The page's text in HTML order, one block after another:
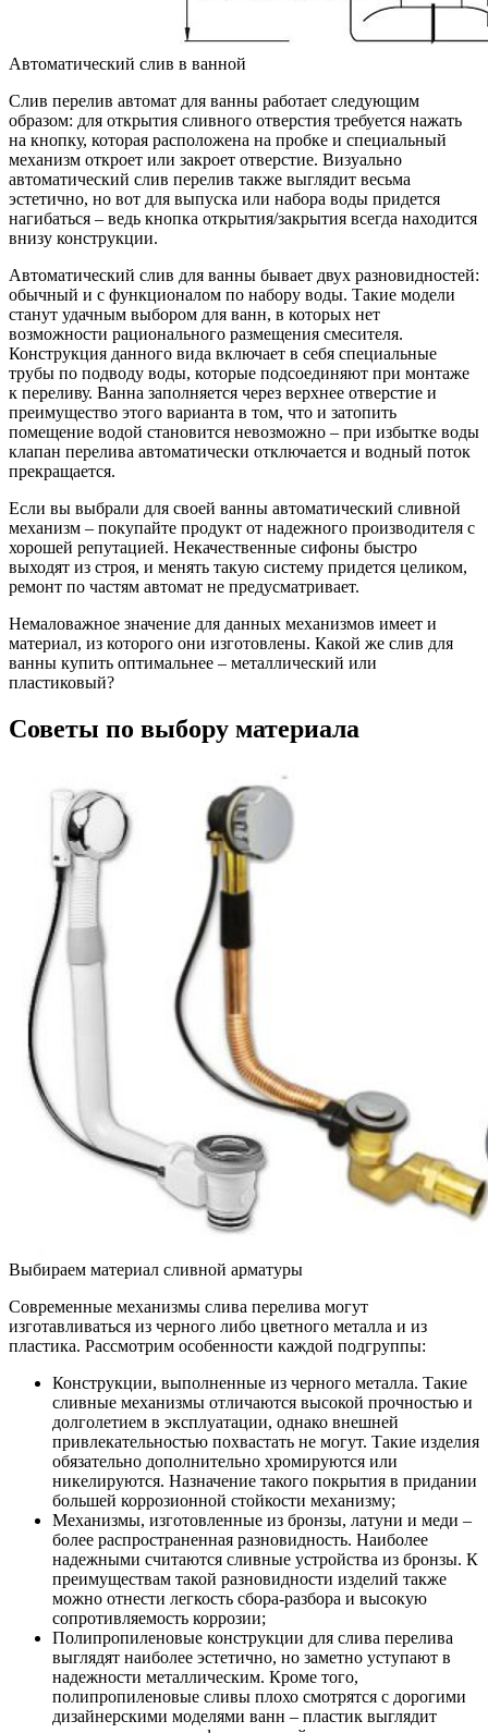
Автоматический слив в ванной
Слив перелив автомат для ванны работает следующим
образом: для открытия сливного отверстия требуется нажать
на кнопку, которая расположена на пробке и специальный
механизм откроет или закроет отверстие. Визуально
автоматический слив перелив также выглядит весьма
эстетично, но вот для выпуска или набора воды придется
нагибаться – ведь кнопка открытия/закрытия всегда находится
внизу конструкции.
Автоматический слив для ванны бывает двух разновидностей:
обычный и с функционалом по набору воды. Такие модели
станут удачным выбором для ванн, в которых нет
возможности рационального размещения смесителя.
Конструкция данного вида включает в себя специальные
трубы по подводу воды, которые подсоединяют при монтаже
к переливу. Ванна заполняется через верхнее отверстие и
преимущество этого варианта в том, что и затопить
помещение водой становится невозможно – при избытке воды
клапан перелива автоматически отключается и водный поток
прекращается.
Если вы выбрали для своей ванны автоматический сливной
механизм – покупайте продукт от надежного производителя с
хорошей репутацией. Некачественные сифоны быстро
выходят из строя, и менять такую систему придется целиком,
ремонт по частям автомат не предусматривает.
Немаловажное значение для данных механизмов имеет и
материал, из которого они изготовлены. Какой же слив для
ванны купить оптимальнее – металлический или
пластиковый?
Советы по выбору материала
Выбираем материал сливной арматуры
Современные механизмы слива перелива могут
изготавливаться из черного либо цветного металла и из
пластика. Рассмотрим особенности каждой подгруппы:
Конструкции, выполненные из черного металла. Такие
сливные механизмы отличаются высокой прочностью и
долголетием в эксплуатации, однако внешней
привлекательностью похвастать не могут. Такие изделия
обязательно дополнительно хромируются или
никелируются. Назначение такого покрытия в придании
большей коррозионной стойкости механизму;
Механизмы, изготовленные из бронзы, латуни и меди –
более распространенная разновидность. Наиболее
надежными считаются сливные устройства из бронзы. К
преимуществам такой разновидности изделий также
можно отнести легкость сбора-разбора и высокую
сопротивляемость коррозии;
Полипропиленовые конструкции для слива перелива
выглядят наиболее эстетично, но заметно уступают в
надежности металлическим. Кроме того,
полипропиленовые сливы плохо смотрятся с дорогими
дизайнерскими моделями ванн – пластик выглядит